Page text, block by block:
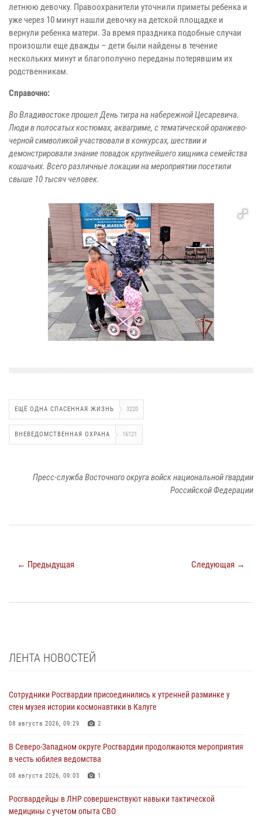
летнюю девочку. Правоохранители уточнили приметы ребенка и
уже через 10 минут нашли девочку на детской площадке и
вернули ребенка матери. За время праздника подобные случаи
произошли еще дважды – дети были найдены в течение
нескольких минут и благополучно переданы потерявшим их
родственникам.
Справочно:
Во Владивостоке прошел День тигра на набережной Цесаревича.
Люди в полосатых костюмах, аквагриме, с тематической оранжево-
черной символикой участвовали в конкурсах, шествии и
демонстрировали знание повадок крупнейшего хищника семейства
кошачьих. Всего различные локации на мероприятии посетили
свыше 10 тысяч человек.
ЕЩЁ ОДНА СПАСЕННАЯ ЖИЗНЬ 3220
ВНЕВЕДОМСТВЕННАЯ ОХРАНА 16121
Пресс-служба Восточного округа войск национальной гвардии
Российской Федерации
← Предыдущая Следующая →
ЛЕНТА НОВОСТЕЙ
Сотрудники Росгвардии присоединились к утренней разминке у
стен музея истории космонавтики в Калуге
08 августа 2026, 09:29 2
В Северо-Западном округе Росгвардии продолжаются мероприятия
в честь юбилея ведомства
08 августа 2026, 09:03 1
Росгвардейцы в ЛНР совершенствуют навыки тактической
медицины с учетом опыта СВО